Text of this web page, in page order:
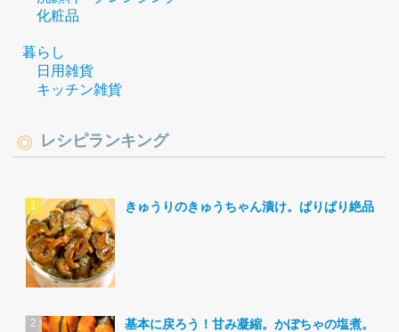
化粧品
暮らし
日用雑貨
キッチン雑貨
レシピランキング
きゅうりのきゅうちゃん漬け。ぱりぱり絶品。
基本に戻ろう！甘み凝縮。かぼちゃの塩煮。